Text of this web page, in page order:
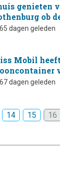
genieten
ob
dagen geleden
Mobil
dagen geleden
14 15 16